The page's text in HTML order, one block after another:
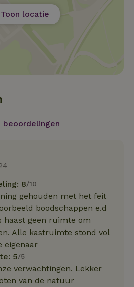
Toon locatie
beoordelingen
8/10
gehouden met het feit
boodschappen e.d
haast geen ruimte om
Alle kastruimte stond vol
eigenaar
5/5
verwachtingen. Lekker
van de natuur